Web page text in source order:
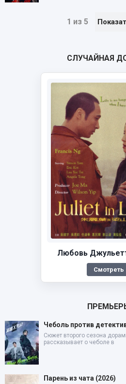
1 из 5
СЛУЧАЙНАЯ
Любовь
Смотреть
Чеболь против
Сюжет второго сезона
рассказывает о чеболе в
Парень из чата (2026)